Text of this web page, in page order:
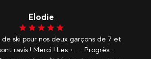
Lorine
adoré ce moment partager il est
d’apprendre à skier en cours